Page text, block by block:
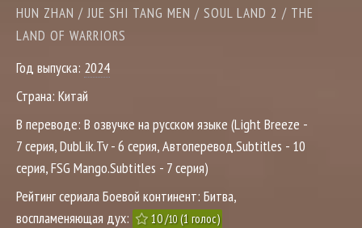
HUN ZHAN / JUE SHI TANG MEN / SOUL LAND 2 / THE
LAND OF WARRIORS
Год выпуска: 2024
Страна: Китай
В переводе: В озвучке на русском языке (Light Breeze -
7 серия, DubLik.Tv - 6 серия, Автоперевод.Subtitles - 10
серия, FSG Mango.Subtitles - 7 серия)
Рейтинг сериала Боевой континент: Битва,
воспламеняющая дух:
10/10(1 голос)